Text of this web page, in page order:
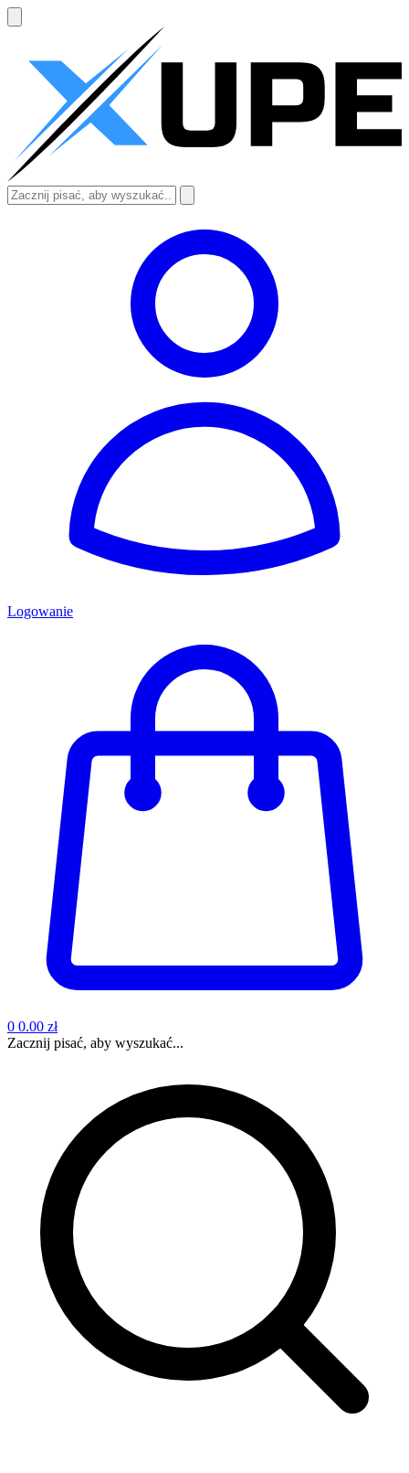
Logowanie
0 0.00 zł
Zacznij pisać, aby wyszukać...